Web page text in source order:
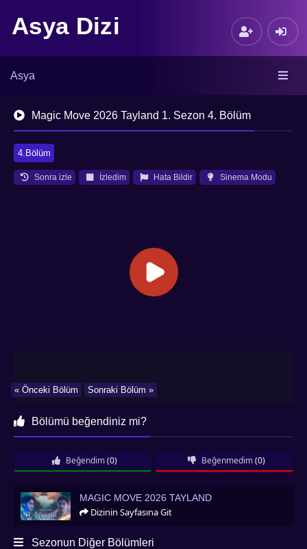
Asya Dizi
Asya
Magic Move 2026 Tayland 1. Sezon 4. Bölüm
4.Bölüm
Sonra izle İzledim Hata Bildir Sinema Modu
Sonraki Bölüm »
« Önceki Bölüm
Bölümü beğendiniz mi?
Beğendim (0) Beğenmedim (0)
Magic Move 2026 Tayland
MAGIC MOVE 2026 TAYLAND
Dizinin Sayfasına Git
Sezonun Diğer Bölümleri